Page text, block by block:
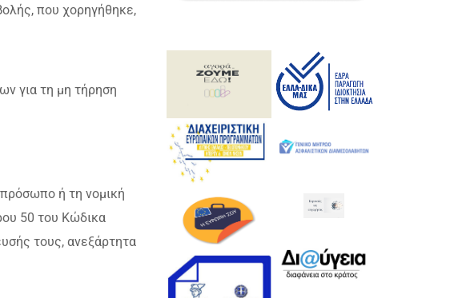
που χορηγήθηκε,
για τη μη τήρηση
ή τη νομική
50 του Κώδικα
τους, ανεξάρτητα